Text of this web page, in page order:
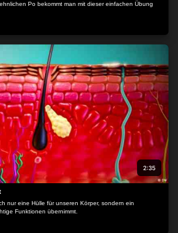
Po bekommt man mit dieser einfachen Übung
2:35
nur eine Hülle für unseren Körper, sondern ein
Funktionen übernimmt.